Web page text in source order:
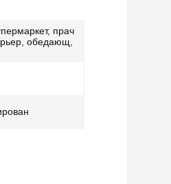
прач
обедающ,